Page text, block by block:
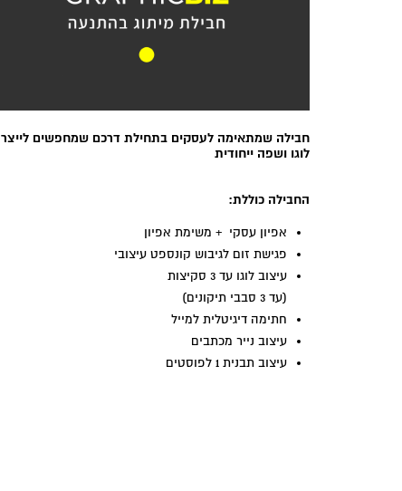
חבילה שמתאימה לעסקים בתחילת דרכם שמחפשים לייצר
לוגו ושפה ייחודית
החבילה כוללת:
אפיון עסקי + משימת אפיון
פגישת זום לגיבוש קונספט עיצובי
עיצוב לוגו עד 3 סקיצות
(עד 3 סבבי תיקונים)
חתימה דיגיטלית למייל
עיצוב נייר מכתבים
עיצוב תבנית 1 לפוסטים